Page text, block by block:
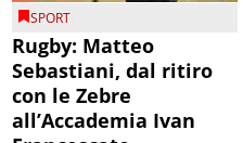
SPORT
Rugby: Matteo
Sebastiani, dal ritiro
con le Zebre
all’Accademia Ivan